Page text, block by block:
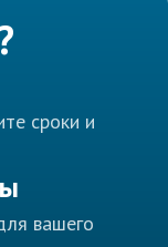
сроки и
вашего